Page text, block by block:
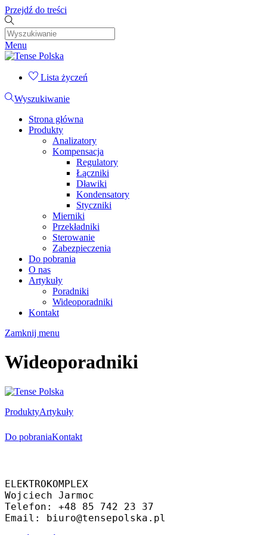
Przejdź do treści
Menu
Lista życzeń
Wyszukiwanie
Strona główna
Produkty
Analizatory
Kompensacja
Regulatory
Łączniki
Dławiki
Kondensatory
Styczniki
Mierniki
Przekładniki
Sterowanie
Zabezpieczenia
Do pobrania
O nas
Artykuły
Poradniki
Wideoporadniki
Kontakt
Zamknij menu
Wideoporadniki
ProduktyArtykuły
Do pobraniaKontakt
ELEKTROKOMPLEX
Wojciech Jarmoc
Telefon: +48 85 742 23 37
Email: biuro@tensepolska.pl